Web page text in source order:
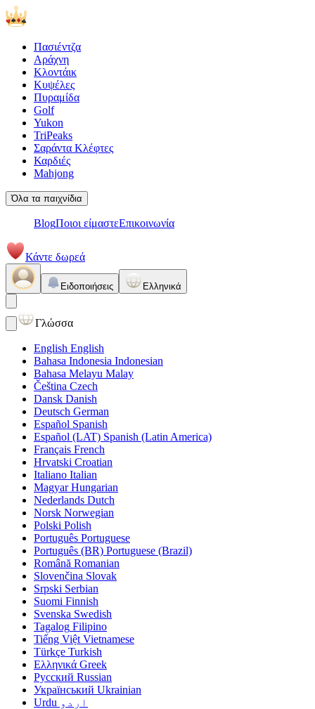
Πασιέντζα
Αράχνη
Κλοντάικ
Κυψέλες
Πυραμίδα
Golf
Yukon
TriPeaks
Σαράντα Κλέφτες
Καρδιές
Mahjong
Όλα τα παιχνίδια
BlogΠοιοι είμαστεΕπικοινωνία
Κάντε δωρεά
Ειδοποιήσεις Ελληνικά
Γλώσσα
English English
Bahasa Indonesia Indonesian
Bahasa Melayu Malay
Čeština Czech
Dansk Danish
Deutsch German
Español Spanish
Español (LAT) Spanish (Latin America)
Français French
Hrvatski Croatian
Italiano Italian
Magyar Hungarian
Nederlands Dutch
Norsk Norwegian
Polski Polish
Português Portuguese
Português (BR) Portuguese (Brazil)
Română Romanian
Slovenčina Slovak
Srpski Serbian
Suomi Finnish
Svenska Swedish
Tagalog Filipino
Tiếng Việt Vietnamese
Türkçe Turkish
Ελληνικά Greek
Русский Russian
Український Ukrainian
اردو Urdu